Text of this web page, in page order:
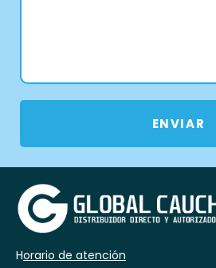
ENVIAR
Horario de atención